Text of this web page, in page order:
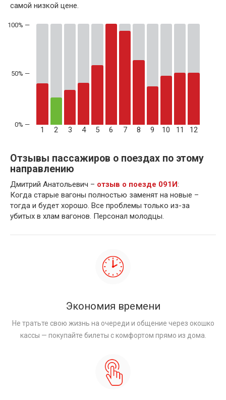
самой низкой цене.
50% —
1 2 3 4 5 6 7 8 9 10 11 12
Отзывы пассажиров о поездах по этому
направлению
Дмитрий Анатольевич – отзыв о поезде 091И:
Когда старые вагоны полностью заменят на новые –
тогда и будет хорошо. Все проблемы только из-за
убитых в хлам вагонов. Персонал молодцы.
Экономия времени
Не тратьте свою жизнь на очереди и общение через окошко
кассы — покупайте билеты с комфортом прямо из дома.